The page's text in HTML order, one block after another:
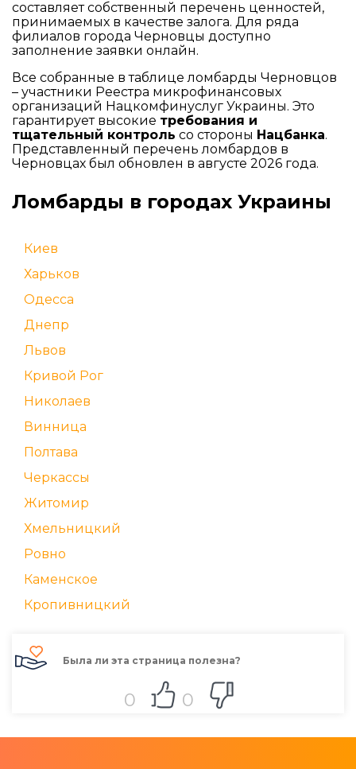
составляет собственный перечень ценностей,
принимаемых в качестве залога. Для ряда
филиалов города Черновцы доступно
заполнение заявки онлайн.
Все собранные в таблице ломбарды Черновцов
– участники Реестра микрофинансовых
организаций Нацкомфинуслуг Украины. Это
гарантирует высокие требования и
тщательный контроль со стороны Нацбанка.
Представленный перечень ломбардов в
Черновцах был обновлен в августе 2026 года.
Ломбарды в городах Украины
Киев
Харьков
Одесса
Днепр
Львов
Кривой Рог
Николаев
Винница
Полтава
Черкассы
Житомир
Хмельницкий
Ровно
Каменское
Кропивницкий
Была ли эта страница полезна?
0 0